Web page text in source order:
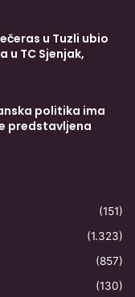
u Tuzli ubio
u TC Sjenjak,
politika ima
predstavljena
(151)
(1.323)
(857)
(130)